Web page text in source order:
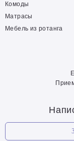
Комоды
Матрасы
Мебель из ротанга